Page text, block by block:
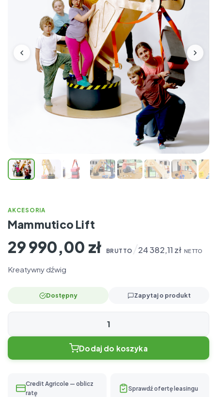
AKCESORIA
Mammutico Lift
29 990,00 zł BRUTTO 24 382,11 zł NETTO
Kreatywny dźwig
Dostępny Zapytaj o produkt
ilość
Lift
Dodaj do koszyka
Credit Agricole — oblicz
ratę
Sprawdź ofertę leasingu